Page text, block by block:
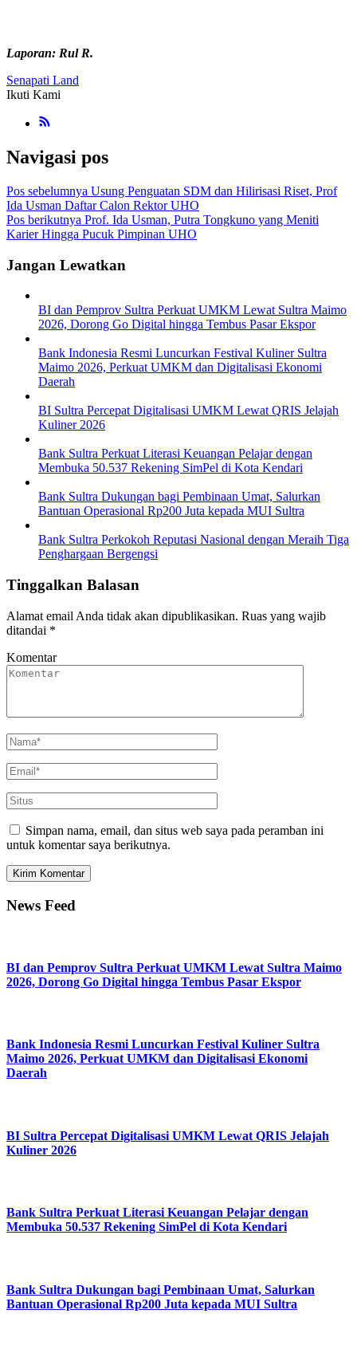
Laporan: Rul R.
Senapati Land
Ikuti Kami
Navigasi pos
Pos sebelumnya Usung Penguatan SDM dan Hilirisasi Riset, Prof
Ida Usman Daftar Calon Rektor UHO
Pos berikutnya Prof. Ida Usman, Putra Tongkuno yang Meniti
Karier Hingga Pucuk Pimpinan UHO
Jangan Lewatkan
BI dan Pemprov Sultra Perkuat UMKM Lewat Sultra Maimo
2026, Dorong Go Digital hingga Tembus Pasar Ekspor
Bank Indonesia Resmi Luncurkan Festival Kuliner Sultra
Maimo 2026, Perkuat UMKM dan Digitalisasi Ekonomi
Daerah
BI Sultra Percepat Digitalisasi UMKM Lewat QRIS Jelajah
Kuliner 2026
Bank Sultra Perkuat Literasi Keuangan Pelajar dengan
Membuka 50.537 Rekening SimPel di Kota Kendari
Bank Sultra Dukungan bagi Pembinaan Umat, Salurkan
Bantuan Operasional Rp200 Juta kepada MUI Sultra
Bank Sultra Perkokoh Reputasi Nasional dengan Meraih Tiga
Penghargaan Bergengsi
Tinggalkan Balasan
Alamat email Anda tidak akan dipublikasikan. Ruas yang wajib
ditandai *
Komentar
Simpan nama, email, dan situs web saya pada peramban ini
untuk komentar saya berikutnya.
News Feed
BI dan Pemprov Sultra Perkuat UMKM Lewat Sultra Maimo
2026, Dorong Go Digital hingga Tembus Pasar Ekspor
Bank Indonesia Resmi Luncurkan Festival Kuliner Sultra
Maimo 2026, Perkuat UMKM dan Digitalisasi Ekonomi
Daerah
BI Sultra Percepat Digitalisasi UMKM Lewat QRIS Jelajah
Kuliner 2026
Bank Sultra Perkuat Literasi Keuangan Pelajar dengan
Membuka 50.537 Rekening SimPel di Kota Kendari
Bank Sultra Dukungan bagi Pembinaan Umat, Salurkan
Bantuan Operasional Rp200 Juta kepada MUI Sultra